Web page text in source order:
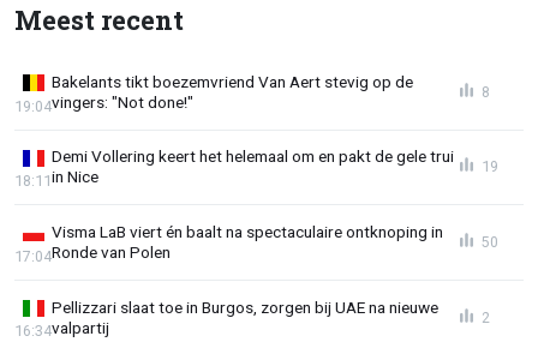
Meest recent
Bakelants tikt boezemvriend Van Aert stevig op de
vingers: "Not done!"
19:04
8
Demi Vollering keert het helemaal om en pakt de gele trui
in Nice
18:11
19
Visma LaB viert én baalt na spectaculaire ontknoping in
Ronde van Polen
17:04
50
Pellizzari slaat toe in Burgos, zorgen bij UAE na nieuwe
valpartij
16:34
2